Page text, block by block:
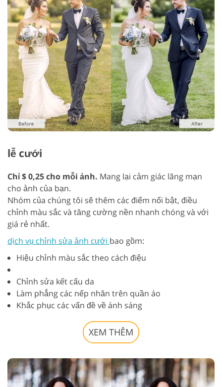
lễ cưới
Chỉ $ 0,25 cho mỗi ảnh. Mang lại cảm giác lãng mạn
cho ảnh của bạn.
Nhóm của chúng tôi sẽ thêm các điểm nổi bật, điều
chỉnh màu sắc và tăng cường nền nhanh chóng và với
giá rẻ nhất.
dịch vụ chỉnh sửa ảnh cưới bao gồm:
Hiệu chỉnh màu sắc theo cách điệu
Chỉnh sửa kết cấu da
Làm phẳng các nếp nhăn trên quần áo
Khắc phục các vấn đề về ánh sáng
XEM THÊM